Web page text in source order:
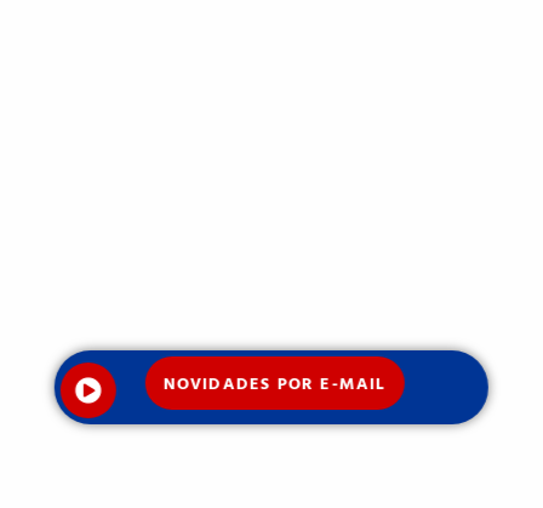
NOVIDADES POR E-MAIL